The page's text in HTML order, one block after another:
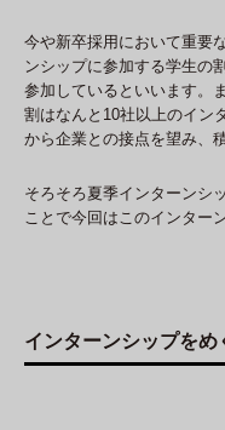
今や新卒採用において重要
ンシップに参加する学生の
参加しているといいます。
割はなんと10社以上のイン
から企業との接点を望み、
そろそろ夏季インターンシ
ことで今回はこのインター
インターンシップをめ